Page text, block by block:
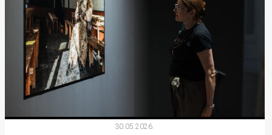
30.05.2026.